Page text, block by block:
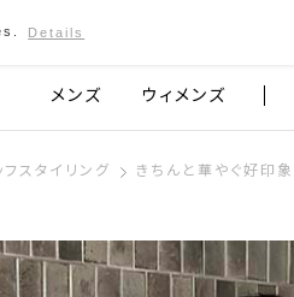
京都発のスーツブランド ONLY
メンズ ウィメンズ
フスタイリング きちんと華やぐ好印
Details